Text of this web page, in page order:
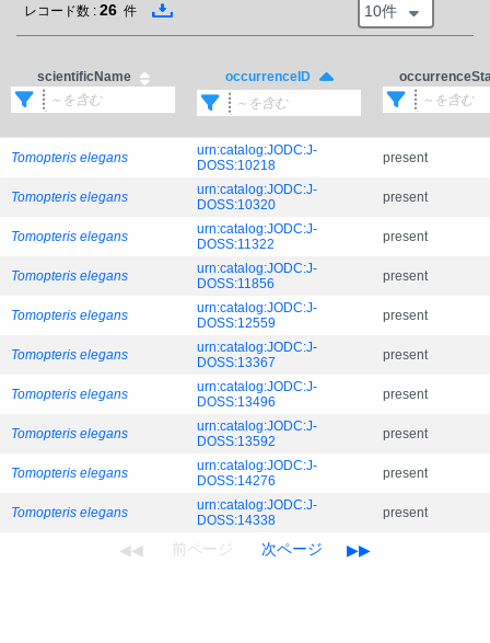
レコード数 : 26 件 10件
scientificName occurrenceID
Tomopteris elegans
urn:catalog:JODC:J-
DOSS:10218
present
Tomopteris elegans
urn:catalog:JODC:J-
DOSS:10320
present
Tomopteris elegans
urn:catalog:JODC:J-
DOSS:11322
present
Tomopteris elegans
urn:catalog:JODC:J-
DOSS:11856
present
Tomopteris elegans
urn:catalog:JODC:J-
DOSS:12559
present
Tomopteris elegans
urn:catalog:JODC:J-
DOSS:13367
present
Tomopteris elegans
urn:catalog:JODC:J-
DOSS:13496
present
Tomopteris elegans
urn:catalog:JODC:J-
DOSS:13592
present
Tomopteris elegans
urn:catalog:JODC:J-
DOSS:14276
present
Tomopteris elegans
urn:catalog:JODC:J-
DOSS:14338
present